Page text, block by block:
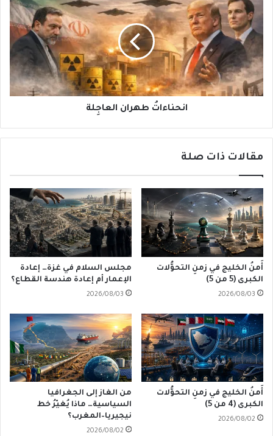
طهران
العاجِلة
انحناءاتُ طهران العاجِلة
مقالات ذات صلة
أَمنُ الخليج في زمنِ التحوُّلات
الكبرى (5 من 5)
2026/08/03
مجلس السلام في غزة… إعادة
الإعمار أم إعادة هندسة القطاع؟
2026/08/03
أَمنُ الخليج في زمنِ التحوُّلات
الكبرى (4 من 5)
2026/08/02
من الغاز إلى الجغرافيا
السياسية… ماذا يُغيّرُ خط
نيجيريا–المغرب؟
2026/08/02